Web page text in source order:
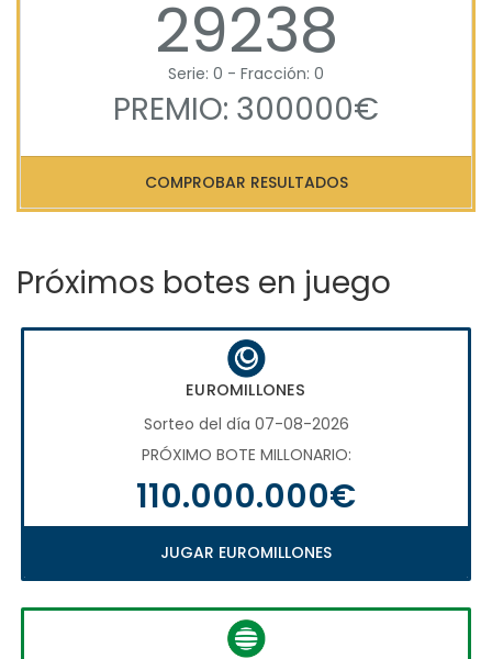
29238
Serie: 0 - Fracción: 0
PREMIO: 300000€
COMPROBAR RESULTADOS
Próximos botes en juego
EUROMILLONES
Sorteo del día 07-08-2026
PRÓXIMO BOTE MILLONARIO:
110.000.000€
JUGAR EUROMILLONES